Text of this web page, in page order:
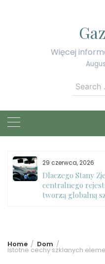
Więcej
Search
for:
29 czerwca, 2026
Dlaczego Stany
centralnego
tworzą globalną
Home Dom
Istotne cechy szklanych